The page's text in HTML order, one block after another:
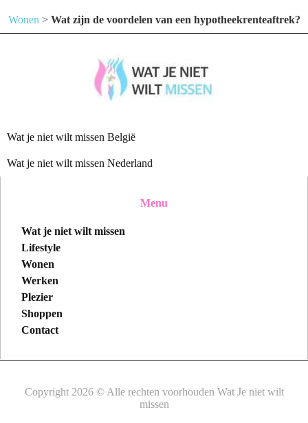
Wonen > Wat zijn de voordelen van een hypotheekrenteaftrek?
Wat je niet wilt missen België
Wat je niet wilt missen Nederland
Menu
Wat je niet wilt missen
Lifestyle
Wonen
Werken
Plezier
Shoppen
Contact
Copyright 2026 © Alle rechten voorhouden Wat Je niet wilt
missen